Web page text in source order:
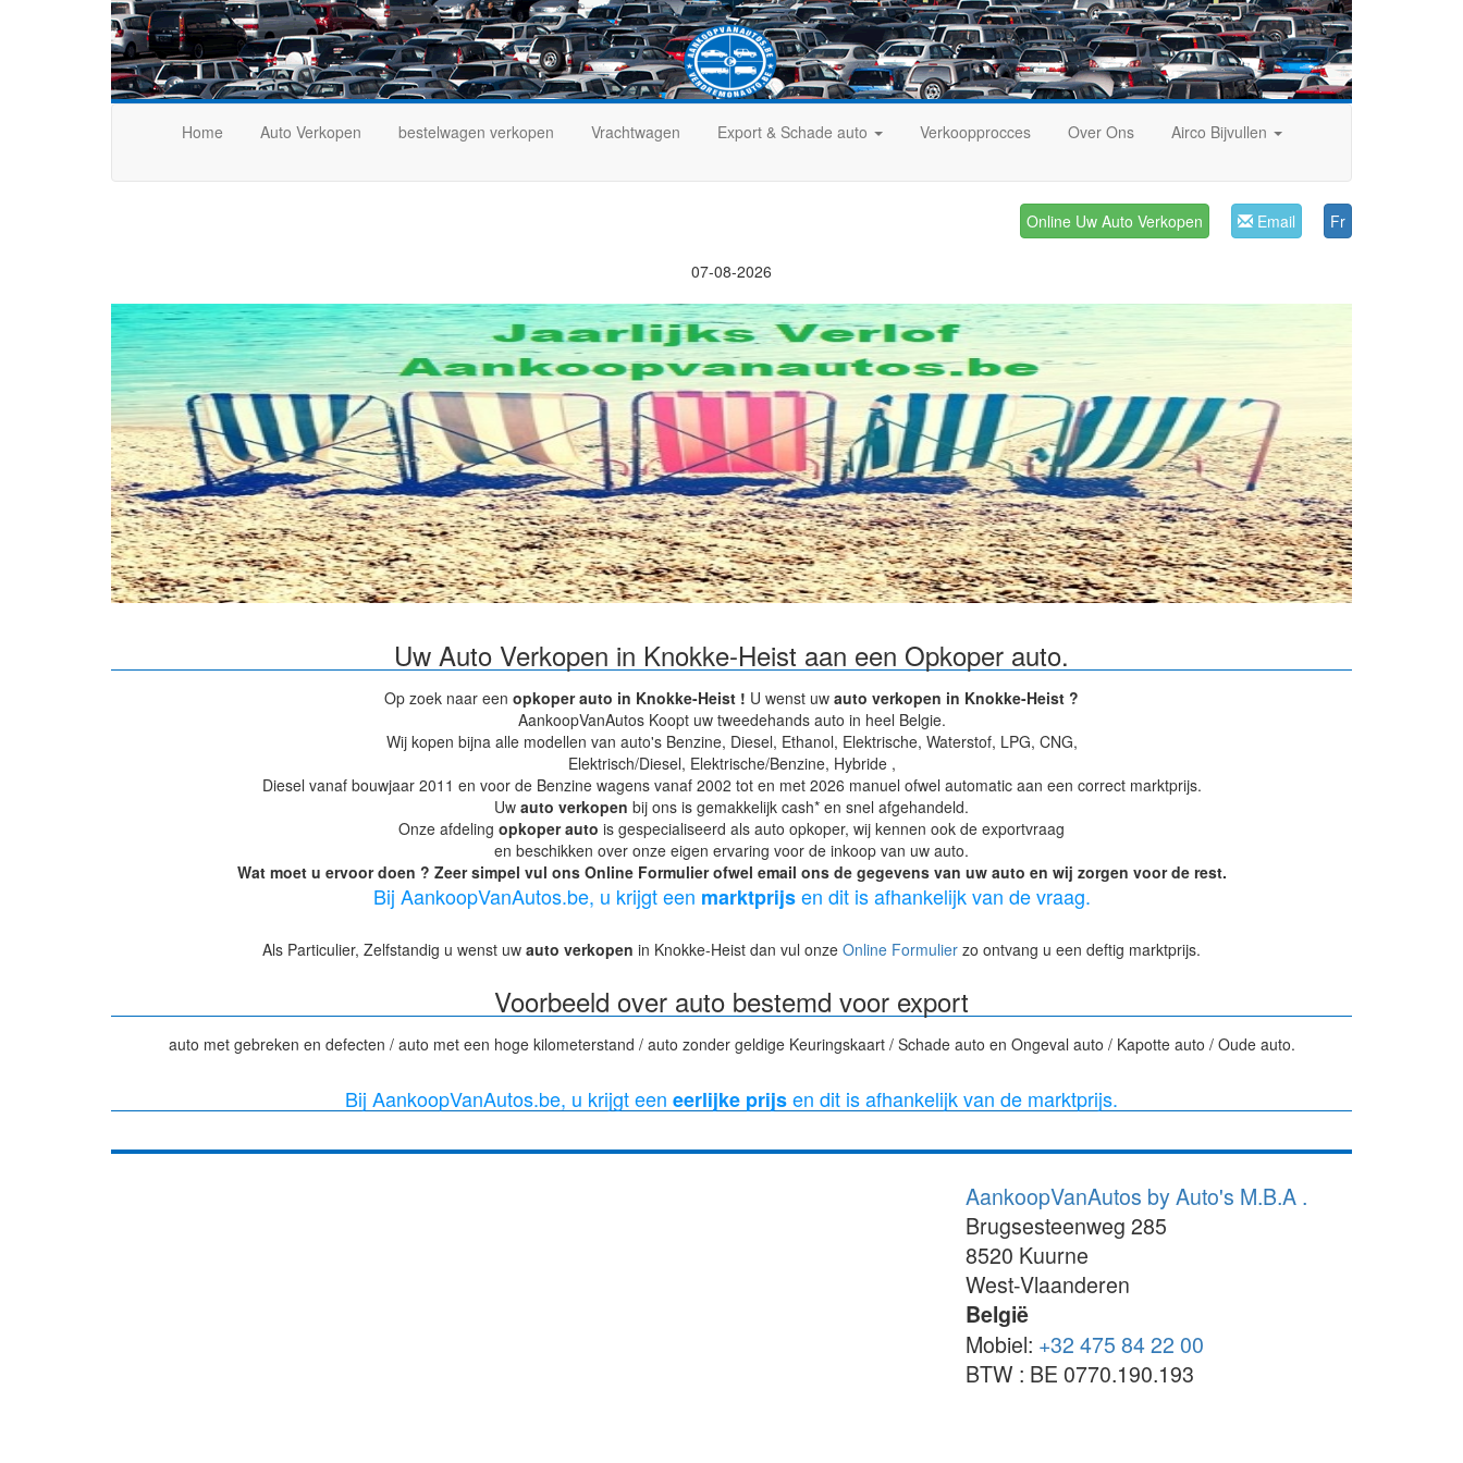
Home Auto Verkopen bestelwagen verkopen Vrachtwagen Export & Schade auto Verkoopprocces Over Ons Airco Bijvullen
Fr
Email
Online Uw Auto Verkopen
07-08-2026
Uw Auto Verkopen in Knokke-Heist aan een Opkoper auto.
Op zoek naar een opkoper auto in Knokke-Heist ! U wenst uw auto verkopen in Knokke-Heist ?
AankoopVanAutos Koopt uw tweedehands auto in heel Belgie.
Wij kopen bijna alle modellen van auto's Benzine, Diesel, Ethanol, Elektrische, Waterstof, LPG, CNG,
Elektrisch/Diesel, Elektrische/Benzine, Hybride ,
Diesel vanaf bouwjaar 2011 en voor de Benzine wagens vanaf 2002 tot en met 2026 manuel ofwel automatic aan een correct marktprijs.
Uw auto verkopen bij ons is gemakkelijk cash* en snel afgehandeld.
Onze afdeling opkoper auto is gespecialiseerd als auto opkoper, wij kennen ook de exportvraag
en beschikken over onze eigen ervaring voor de inkoop van uw auto.
Wat moet u ervoor doen ? Zeer simpel vul ons Online Formulier ofwel email ons de gegevens van uw auto en wij zorgen voor de rest.
Bij AankoopVanAutos.be, u krijgt een marktprijsen dit is afhankelijk van de vraag.
Als Particulier, Zelfstandig u wenst uw auto verkopen in Knokke-Heist dan vul onze Online Formulier zo ontvang u een deftig marktprijs.
Voorbeeld over auto bestemd voor export
auto met gebreken en defecten / auto met een hoge kilometerstand / auto zonder geldige Keuringskaart / Schade auto en Ongeval auto / Kapotte auto / Oude auto.
Bij AankoopVanAutos.be, u krijgt een eerlijke prijsen dit is afhankelijk van de marktprijs.
AankoopVanAutos by Auto's M.B.A .
Brugsesteenweg 285
8520 Kuurne
West-Vlaanderen
België
Mobiel: +32 475 84 22 00
BTW : BE 0770.190.193